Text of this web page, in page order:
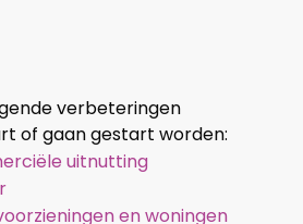
verbeteringen
of gaan gestart worden:
uitnutting
en woningen